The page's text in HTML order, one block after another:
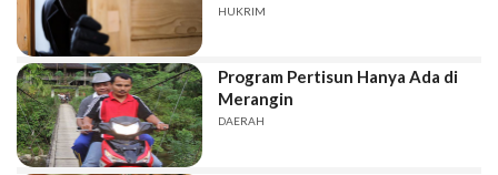
HUKRIM
Program Pertisun Hanya Ada di
Merangin
DAERAH